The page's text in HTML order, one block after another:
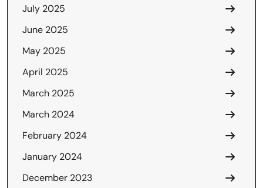
July 2025
June 2025
May 2025
April 2025
March 2025
March 2024
February 2024
January 2024
December 2023